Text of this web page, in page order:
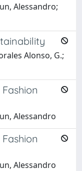
Alessandro;
Alonso, G.;
Alessandro
Alessandro